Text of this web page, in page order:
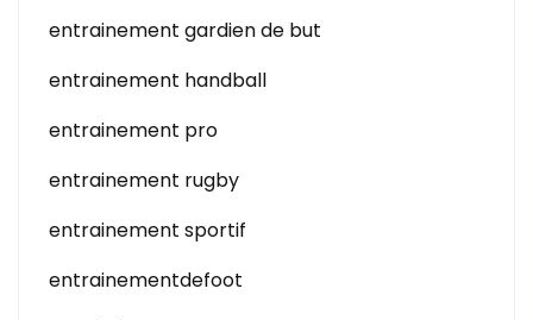
entrainement gardien de but
entrainement handball
entrainement pro
entrainement rugby
entrainement sportif
entrainementdefoot